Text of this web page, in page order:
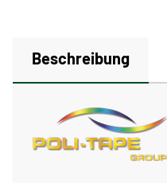
Beschreibung